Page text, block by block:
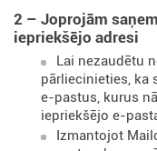
2 – Joprojām
iepriekšējo adresi
Lai nezaudētu
pārliecinieties, ka
e-pastus, kurus
iepriekšējo e-
Izmantojot